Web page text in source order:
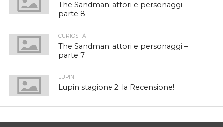
The Sandman: attori e personaggi –
parte 8
CURIOSITÀ
The Sandman: attori e personaggi –
parte 7
LUPIN
Lupin stagione 2: la Recensione!